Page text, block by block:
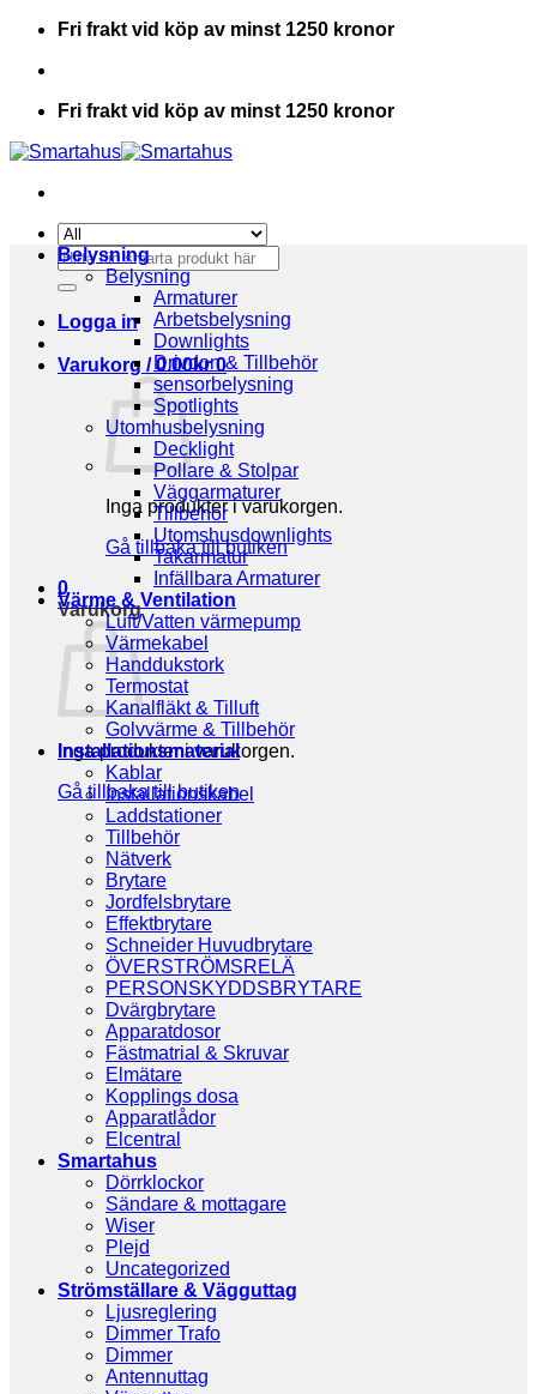
Skip
content
Fri frakt vid köp av minst 1250 kronor
Fri frakt vid köp av minst 1250 kronor
Sök
efter:
Logga in
Varukorg /0.00kr 0
Inga produkter i varukorgen.
Gå tillbaka till butiken
0
Varukorg
Inga produkter i varukorgen.
Gå tillbaka till butiken
Belysning
Belysning
Armaturer
Arbetsbelysning
Downlights
Drivdon & Tillbehör
sensorbelysning
Spotlights
Utomhusbelysning
Decklight
Pollare & Stolpar
Väggarmaturer
Tillbehör
Utomshusdownlights
Takarmatur
Infällbara Armaturer
Värme & Ventilation
Luft/Vatten värmepump
Värmekabel
Handdukstork
Termostat
Kanalfläkt & Tilluft
Golvvärme & Tillbehör
Installationsmaterial
Kablar
Installationskabel
Laddstationer
Tillbehör
Nätverk
Brytare
Jordfelsbrytare
Effektbrytare
Schneider Huvudbrytare
ÖVERSTRÖMSRELÄ
PERSONSKYDDSBRYTARE
Dvärgbrytare
Apparatdosor
Fästmatrial & Skruvar
Elmätare
Kopplings dosa
Apparatlådor
Elcentral
Smartahus
Dörrklockor
Sändare & mottagare
Wiser
Plejd
Uncategorized
Strömställare & Vägguttag
Ljusreglering
Dimmer Trafo
Dimmer
Antennuttag